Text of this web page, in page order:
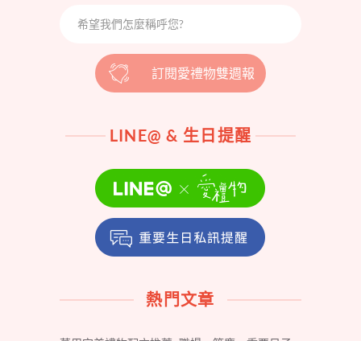
訂閱愛禮物雙週報
LINE@ & 生日提醒
熱門文章